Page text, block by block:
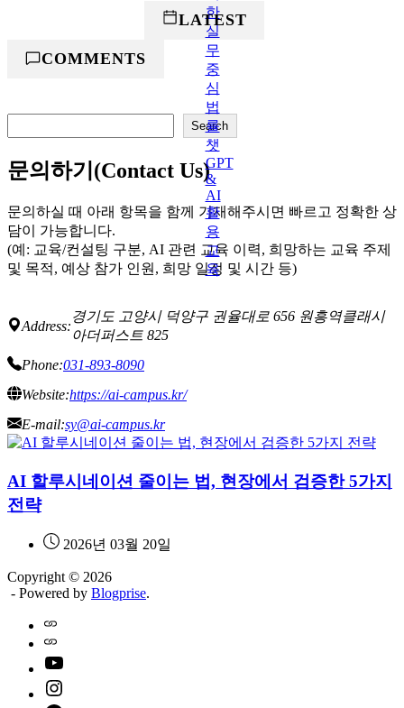
LATEST
COMMENTS
색
Search
문의하기(Contact Us)
문의하실 때 아래 항목을 함께 기재해주시면 빠르고 정확한 상
담이 가능합니다.
(예: 교육/컨설팅 구분, AI 관련 교육 이력, 희망하는 교육 주제
및 목적, 예상 참가 인원, 희망 일정 및 시간 등)
Address:
경기도 고양시 덕양구 권율대로 656 원흥역클래시
아더퍼스트 825
Phone:031-893-8090
Website:https://ai-campus.kr/
E-mail:sy@ai-campus.kr
AI 할루시네이션 줄이는 법, 현장에서 검증한 5가지
전략
2026년 03월 20일
Copyright © 2026
- Powered by Blogprise.